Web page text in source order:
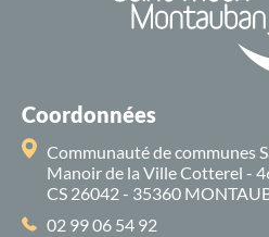
Coordonnées
Communauté de communes
Manoir de la Ville Cotterel -
CS 26042 - 35360
02 99 06 54 92